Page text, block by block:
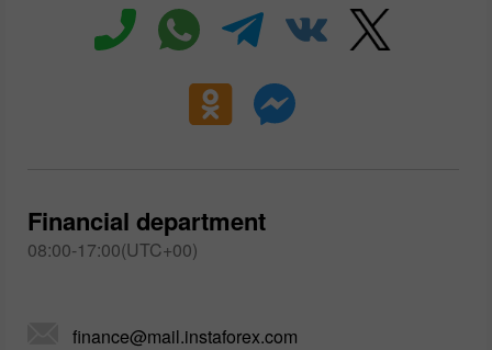
Financial department
08:00-17:00(UTC+00)
finance@mail.instaforex.com